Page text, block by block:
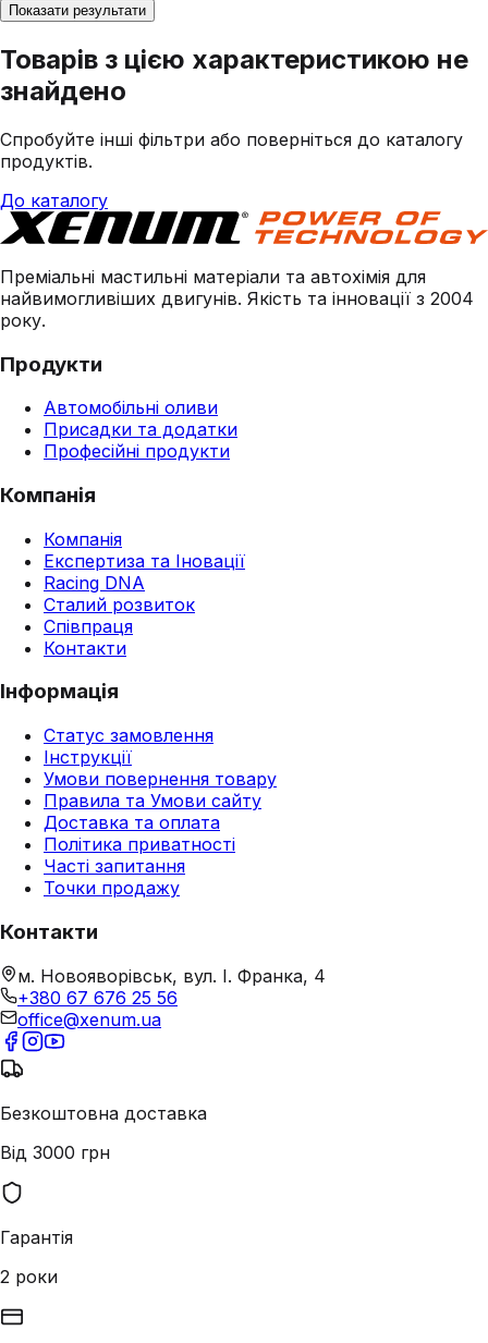
Показати результати
Товарів з цією характеристикою не
знайдено
Спробуйте інші фільтри або поверніться до каталогу
продуктів.
До каталогу
Преміальні мастильні матеріали та автохімія для
найвимогливіших двигунів. Якість та інновації з 2004
року.
Продукти
Автомобільні оливи
Присадки та додатки
Професійні продукти
Компанія
Компанія
Експертиза та Іновації
Racing DNA
Сталий розвиток
Співпраця
Контакти
Інформація
Статус замовлення
Інструкції
Умови повернення товару
Правила та Умови сайту
Доставка та оплата
Політика приватності
Часті запитання
Точки продажу
Контакти
м. Новояворівськ, вул. І. Франка, 4
+380 67 676 25 56
office@xenum.ua
Безкоштовна доставка
Від 3000 грн
Гарантія
2 роки